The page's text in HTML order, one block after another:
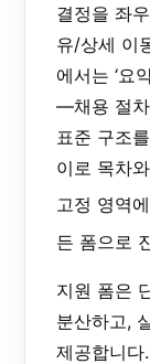
결정을 좌
유/상세 이
에서는 ‘
—채용 절
표준 구조
이로 목차
고정 영역
든 폼으로
지원 폼은
분산하고,
제공합니